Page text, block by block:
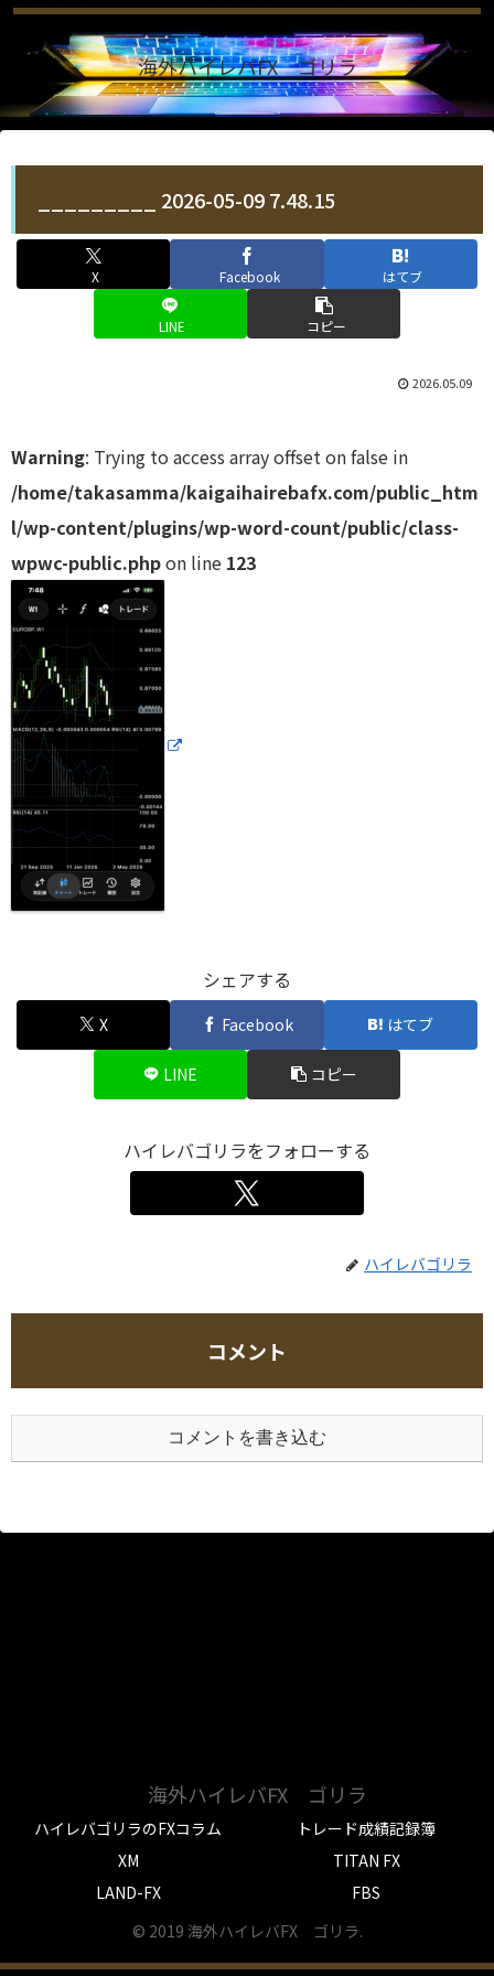
海外ハイレバFX ゴリラ
_________ 2026-05-09 7.48.15
X Facebook はてブ
LINE コピー
2026.05.09
Warning: Trying to access array offset on false in
/home/takasamma/kaigaihairebafx.com/public_htm
l/wp-content/plugins/wp-word-count/public/class-
wpwc-public.phpon line 123
シェアする
X Facebook はてブ
LINE コピー
ハイレバゴリラをフォローする
ハイレバゴリラ
コメント
コメントを書き込む
海外ハイレバFX ゴリラ
ハイレバゴリラのFXコラム
トレード成績記録簿
XM
TITAN FX
LAND-FX
FBS
© 2019 海外ハイレバFX ゴリラ.